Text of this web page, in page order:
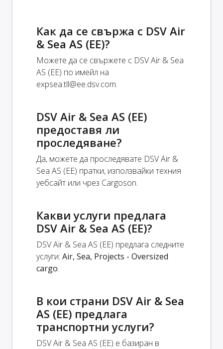
Как да се свържа с DSV Air
& Sea AS (EE)?
Можете да се свържете с DSV Air & Sea
AS (EE) по имейл на
expsea.tll@ee.dsv.com.
DSV Air & Sea AS (EE)
предоставя ли
проследяване?
Да, можете да проследявате DSV Air &
Sea AS (EE) пратки, използвайки техния
уебсайт или чрез Cargoson.
Какви услуги предлага
DSV Air & Sea AS (EE)?
DSV Air & Sea AS (EE) предлага следните
услуги: Air, Sea, Projects - Oversized
cargo.
В кои страни DSV Air & Sea
AS (EE) предлага
транспортни услуги?
DSV Air & Sea AS (EE) е базиран в